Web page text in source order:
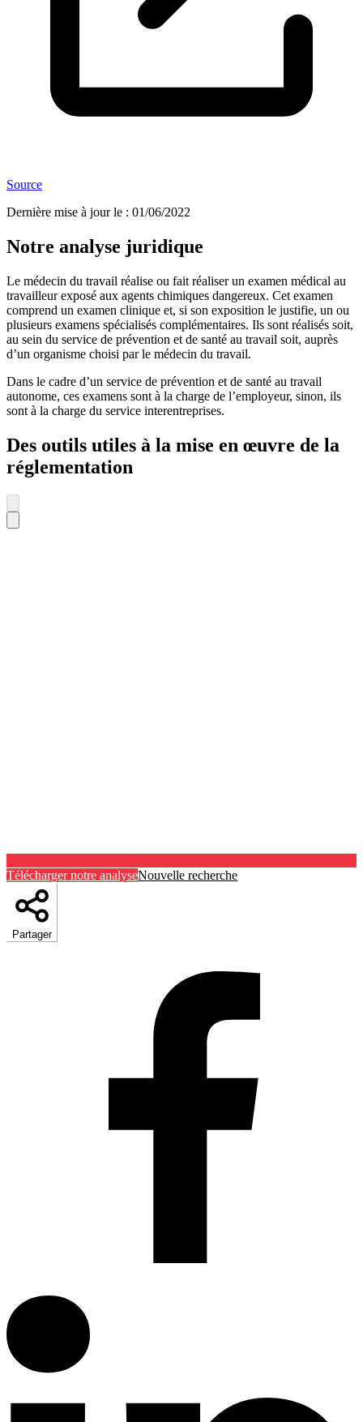
Source
Dernière mise à jour le : 01/06/2022
Notre analyse juridique
Le médecin du travail réalise ou fait réaliser un examen médical au
travailleur exposé aux agents chimiques dangereux. Cet examen
comprend un examen clinique et, si son exposition le justifie, un ou
plusieurs examens spécialisés complémentaires. Ils sont réalisés soit,
au sein du service de prévention et de santé au travail soit, auprès
d’un organisme choisi par le médecin du travail.
Dans le cadre d’un service de prévention et de santé au travail
autonome, ces examens sont à la charge de l’employeur, sinon, ils
sont à la charge du service interentreprises.
Des outils utiles à la mise en œuvre de la
réglementation
Télécharger notre analyseNouvelle recherche
Partager